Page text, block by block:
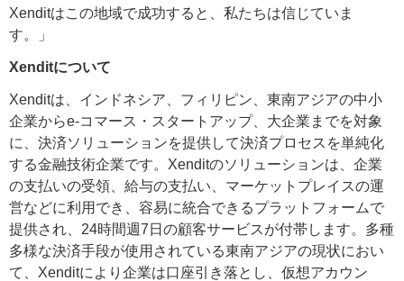
Xenditはこの地域で成功すると、私たちは信じていま
す。」
Xenditについて
Xenditは、インドネシア、フィリピン、東南アジアの中小
企業からe-コマース・スタートアップ、大企業までを対象
に、決済ソリューションを提供して決済プロセスを単純化
する金融技術企業です。Xenditのソリューションは、企業
の支払いの受領、給与の支払い、マーケットプレイスの運
営などに利用でき、容易に統合できるプラットフォームで
提供され、24時間週7日の顧客サービスが付帯します。多種
多様な決済手段が使用されている東南アジアの現状におい
て、Xenditにより企業は口座引き落とし、仮想アカウン